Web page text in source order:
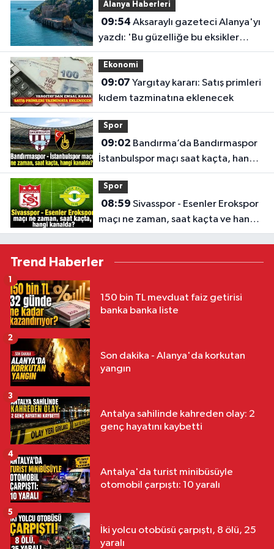
Alanya Haberleri
09:54
yazdı: 'Bu güzelliğe bu eksikler
yakışmıyor'
Ekonomi
09:07
kıdem tazminatına eklenecek
Spor
09:02
İstanbulspor maçı saat kaçta, hangi
kanalda?
Spor
08:59
maçı ne zaman, saat kaçta ve hangi
kanalda?
Trend Haberler
150 bin TL mevduat faiz getirisi
banka banka liste
1
Son dakika - Alanya'da korkutan
yangın
2
Antalya sahilinde kahreden olay: 2
genç hayatını kaybetti
3
Antalya'da turist minibüsüyle
otomobil çarpıştı: 10 yaralı
4
İki yolcu otobüsü çarpıştı, 8 ölü, 25
yaralı
5